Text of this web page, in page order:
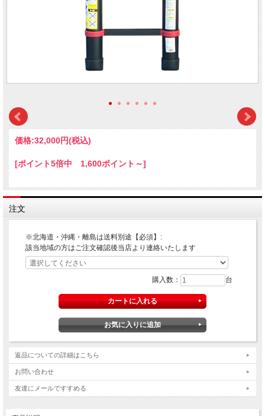
価格:32,000円(税込)
[ポイント5倍中 1,600ポイント～]
注文
※北海道・沖縄・離島は送料別途【必須】:
該当地域の方はご注文確認後当店より連絡いたします
購入数： 台
返品についての詳細はこちら
お問い合わせ
友達にメールですすめる